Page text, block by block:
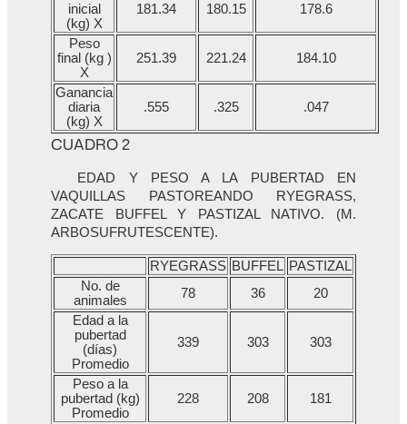
inicial
(kg) X
181.34 180.15 178.6
Peso
final (kg )
X
251.39 221.24 184.10
Ganancia
diaria
(kg) X
.555 .325 .047
CUADRO 2
EDAD Y PESO A LA PUBERTAD EN
VAQUILLAS PASTOREANDO RYEGRASS,
ZACATE BUFFEL Y PASTIZAL NATIVO. (M.
ARBOSUFRUTESCENTE).
RYEGRASS BUFFEL PASTIZAL
No. de
animales
78 36
20
Edad a la
pubertad
(días)
Promedio
339 303 303
Peso a la
pubertad (kg)
Promedio
228 208 181